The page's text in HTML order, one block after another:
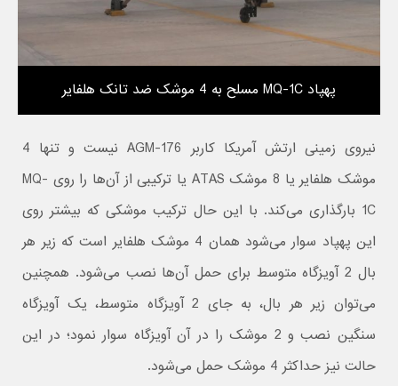
پهپاد MQ-1C مسلح به 4 موشک ضد تانک هلفایر
نیروی زمینی ارتش آمریکا کاربر AGM-176 نیست و تنها 4
موشک هلفایر یا 8 موشک ATAS یا ترکیبی از آن‌ها را روی MQ-
1C بارگذاری می‌کند. با این حال ترکیب موشکی که بیشتر روی
این پهپاد سوار می‌شود همان 4 موشک هلفایر است که زیر هر
بال 2 آویزگاه متوسط برای حمل آن‌ها نصب می‌شود. همچنین
می‌توان زیر هر بال، به جای 2 آویزگاه متوسط، یک آویزگاه
سنگین نصب و 2 موشک را در آن آویزگاه سوار نمود؛ در این
حالت نیز حداکثر 4 موشک حمل می‌شود.